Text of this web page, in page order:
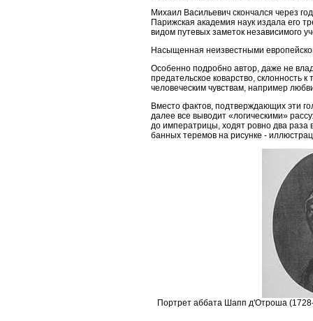
Михаил Васильевич скончался через
Парижская академия наук издала его
видом путевых заметок независимого
Насыщенная неизвестными
Особенно подробно автор, даже не
предательское коварство, склонность
человеческим чувствам, например
Вместо фактов, подтверждающих эти
далее все выводит «логическими»
до императрицы, ходят ровно два
банных теремов на рисунке -
Портрет аббата Шапп д'Отроша